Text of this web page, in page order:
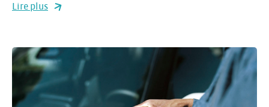
Lire plus